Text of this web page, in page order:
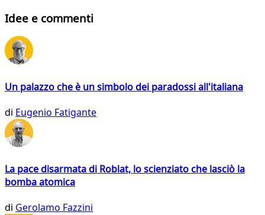
Idee e commenti
Un palazzo che è un simbolo dei paradossi all'italiana
di Eugenio Fatigante
La pace disarmata di Roblat, lo scienziato che lasciò la
bomba atomica
di Gerolamo Fazzini